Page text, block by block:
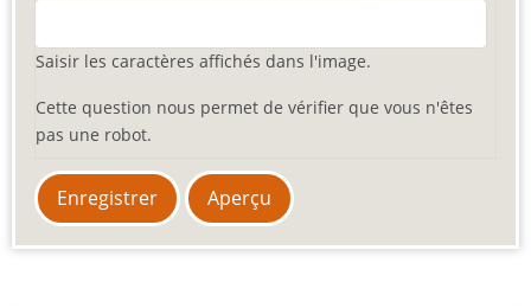
Saisir les caractères affichés dans l'image.
Cette question nous permet de vérifier que vous n'êtes
pas une robot.